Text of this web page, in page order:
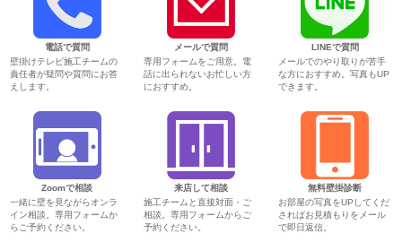
電話で質問
壁掛けテレビ施工チームの
責任者が疑問や質問にお答
えします。
メールで質問
専用フォームをご用意。電
話に出られないお忙しい方
におすすめ。
LINEで質問
メールでのやり取りが苦手
な方におすすめ。写真もUP
できます。
Zoomで相談
一緒に壁を見ながらオンラ
イン相談。専用フォームか
らご予約ください。
来店して相談
施工チームと直接対面・ご
相談。専用フォームからご
予約ください。
無料壁掛診断
お部屋の写真をUPしてくだ
さればお見積もりをメール
で即日返信。